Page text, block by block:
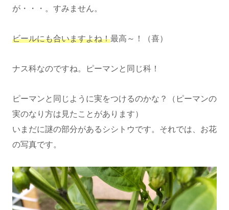
が・・・。すみません。
ビールにも合いますよね！最高～！（喜）
ナス科なのですね。ピーマンと同じ科！
ピーマンと同じように実をつけるのかな？（ピーマンの
実のなり方は見たことがあります）
いまだに謎の部分があるシシトウです。それでは、お花
の写真です。